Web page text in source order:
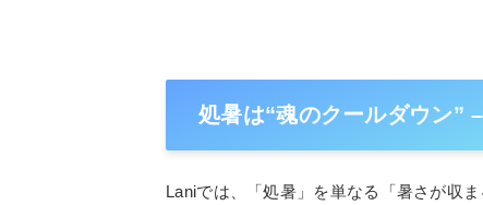
処暑は“魂のクールダウン”
Laniでは、「処暑」を単なる「暑さが収ま